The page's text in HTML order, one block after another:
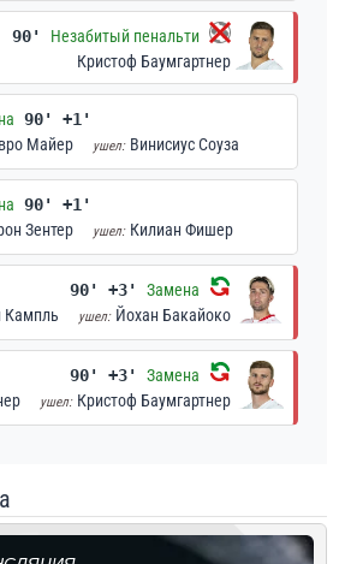
90'
Незабитый пенальти
Кристоф Баумгартнер
90' +1'
Майер ушел: Винисиус Соуза
90' +1'
Зентер ушел: Килиан Фишер
90' +3' Замена
Кампль ушел: Йохан Бакайоко
90' +3' Замена
ушел: Кристоф Баумгартнер